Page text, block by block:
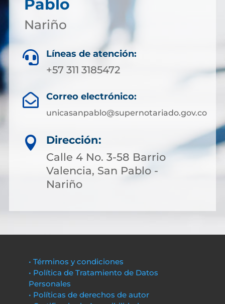
Pablo
Nariño
 Líneas de atención:
+57 311 3185472
 Correo electrónico:
unicasanpablo@supernotariado.gov.co

Dirección:
Calle 4 No. 3-58 Barrio
Valencia, San Pablo -
Nariño
• Términos y condiciones
• Política de Tratamiento de Datos
Personales
• Políticas de derechos de autor